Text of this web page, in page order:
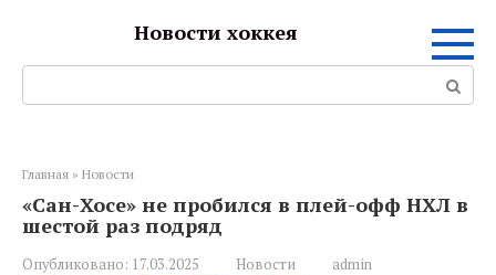
Новости хоккея
Поиск:
Главная » Новости
«Сан-Хосе» не пробился в плей-офф НХЛ в
шестой раз подряд
Опубликовано: 17.03.2025 Новости admin